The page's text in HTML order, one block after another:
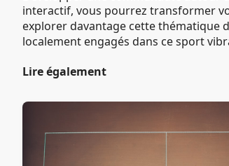
interactif, vous pourrez transformer
explorer davantage cette thématique
localement engagés dans ce sport
Lire également